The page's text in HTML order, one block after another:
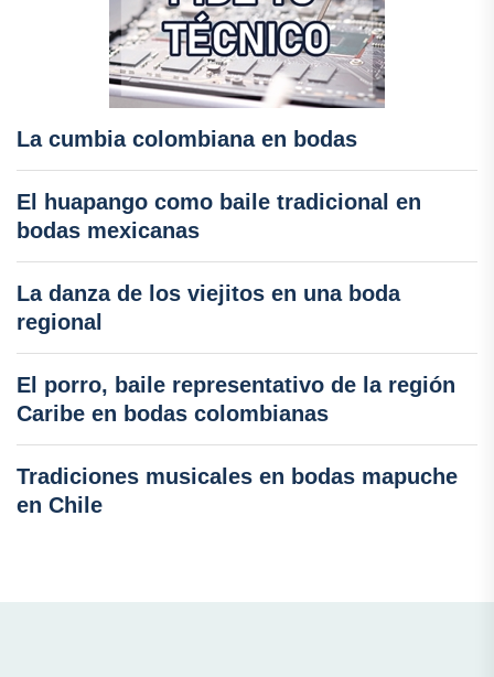
La cumbia colombiana en bodas
El huapango como baile tradicional en
bodas mexicanas
La danza de los viejitos en una boda
regional
El porro, baile representativo de la región
Caribe en bodas colombianas
Tradiciones musicales en bodas mapuche
en Chile